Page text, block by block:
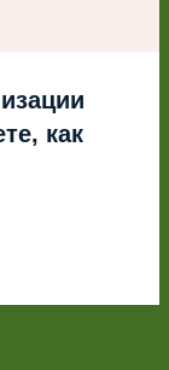
как